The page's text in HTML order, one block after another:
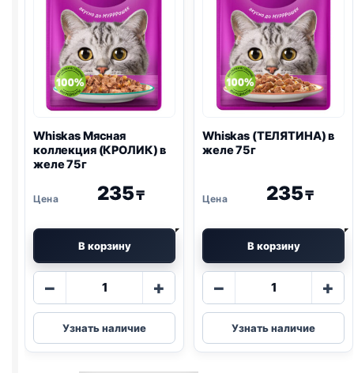
Whiskas Мясная
коллекция (КРОЛИК) в
желе 75г
235₸
В корзину
−
Количество
Whiskas
Мясная
коллекция
+
Узнать наличие
Whiskas (ТЕЛЯТИНА) в
желе 75г
235₸
В корзину
−
Количество
Whiskas
(ТЕЛЯТИНА)
в
+
Узнать наличие